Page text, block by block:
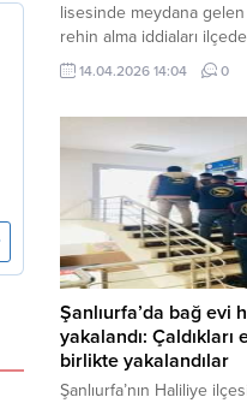
lisesinde meydana gelen
rehin alma iddiaları
neden oldu. Olay yerine
harekat polisi ve sağlık
çalışmaları devam
– Siverek ilçesi Hasan
Mahallesi’nde bulunan
Mesleki...
14.04.2026 14:04 0
Şanlıurfa’da bağ evi
yakalandı: Çaldıkları
birlikte yakalandılar
Şanlıurfa’nın Haliliye